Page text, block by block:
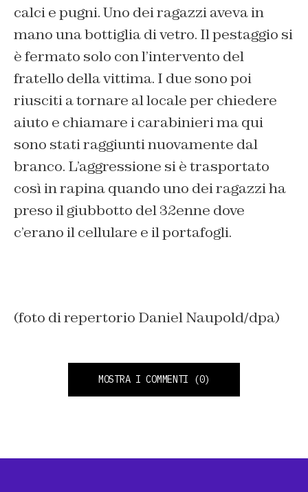
calci e pugni. Uno dei ragazzi aveva in
mano una bottiglia di vetro. Il pestaggio si
è fermato solo con l’intervento del
fratello della vittima. I due sono poi
riusciti a tornare al locale per chiedere
aiuto e chiamare i carabinieri ma qui
sono stati raggiunti nuovamente dal
branco. L’aggressione si è trasportato
così in rapina quando uno dei ragazzi ha
preso il giubbotto del 32enne dove
c’erano il cellulare e il portafogli.
(foto di repertorio Daniel Naupold/dpa)
MOSTRA I COMMENTI (0)